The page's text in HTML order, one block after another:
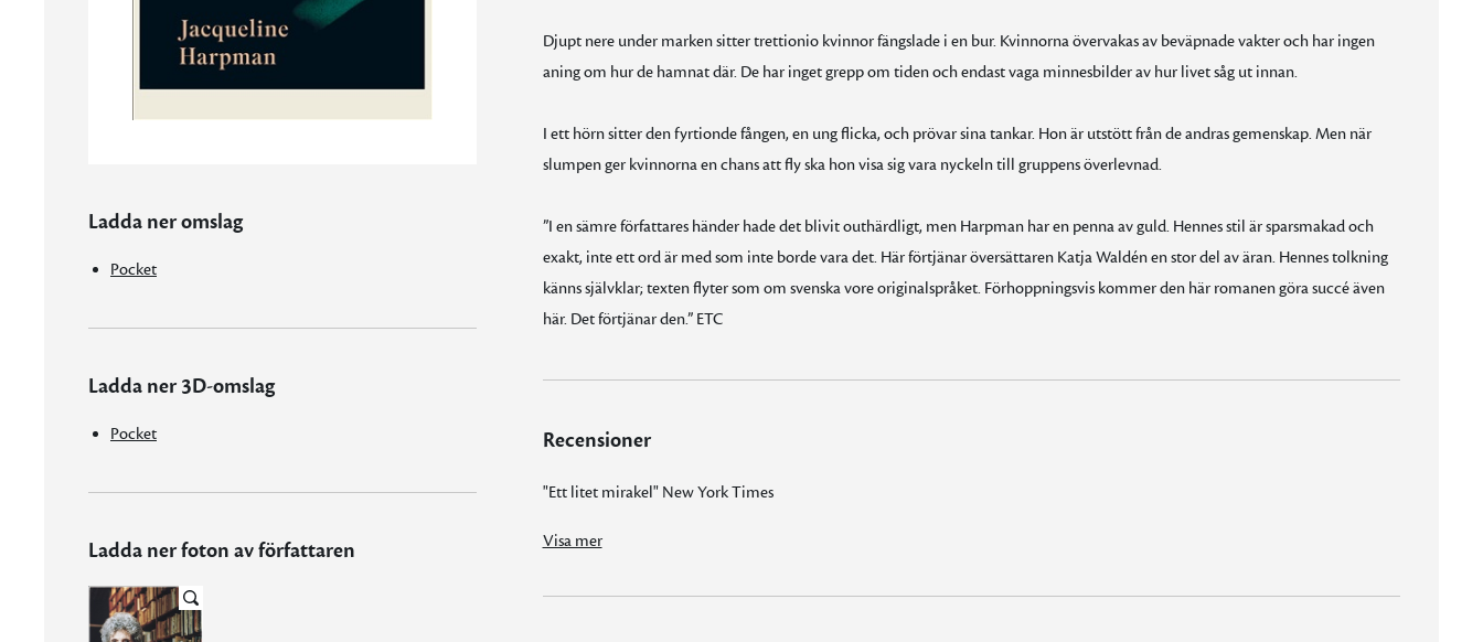
Ladda ner omslag
Pocket
Ladda ner 3D-omslag
Pocket
Ladda ner foton av författaren
Djupt nere under marken sitter trettionio kvinnor fängslade i en bur. Kvinnorna övervakas av beväpnade vakter och har ingen
aning om hur de hamnat där. De har inget grepp om tiden och endast vaga minnesbilder av hur livet såg ut innan.
I ett hörn sitter den fyrtionde fången, en ung flicka, och prövar sina tankar. Hon är utstött från de andras gemenskap. Men när
slumpen ger kvinnorna en chans att fly ska hon visa sig vara nyckeln till gruppens överlevnad.
”I en sämre författares händer hade det blivit outhärdligt, men Harpman har en penna av guld. Hennes stil är sparsmakad och
exakt, inte ett ord är med som inte borde vara det. Här förtjänar översättaren Katja Waldén en stor del av äran. Hennes tolkning
känns självklar; texten flyter som om svenska vore originalspråket. Förhoppningsvis kommer den här romanen göra succé även
här. Det förtjänar den.” ETC
Recensioner
"Ett litet mirakel" New York Times
Visa mer